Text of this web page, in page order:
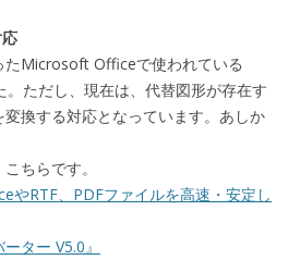
Microsoft Officeで使われている
ただし、現在は、代替図形が存在す
換する対応となっています。あしか
ちらです。
やRTF、PDFファイルを高速・安定し
ター V5.0』